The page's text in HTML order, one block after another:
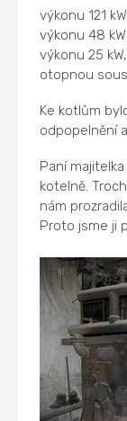
výkonu 121
výkonu 48
výkonu 25
otopnou
Ke kotlům
odpopelnění
Paní
kotelně.
nám
Proto jsme ji